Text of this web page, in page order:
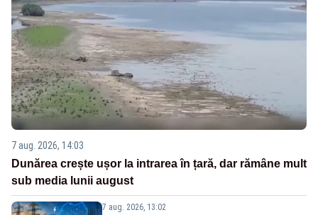
7 aug. 2026, 14:03
Dunărea crește ușor la intrarea în țară, dar rămâne mult
sub media lunii august
7 aug. 2026, 13:02